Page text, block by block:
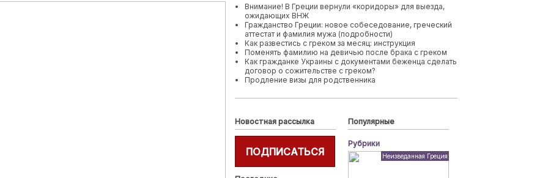
Внимание! В Греции вернули «коридоры» для выезда,
ожидающих ВНЖ
Гражданство Греции: новое собеседование, греческий
аттестат и фамилия мужа (подробности)
Как развестись с греком за месяц: инструкция
Поменять фамилию на девичью после брака с греком
Как гражданке Украины с документами беженца сделать
договор о сожительстве с греком?
Продление визы для родственника
Новостная рассылка
ПОДПИСАТЬСЯ
Популярные
Рубрики
Неизведанная Греция